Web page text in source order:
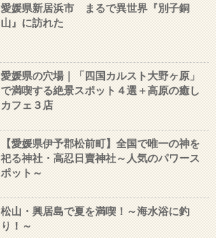
愛媛県新居浜市 まるで異世界『別子銅
山』に訪れた
愛媛県の穴場｜「四国カルスト大野ヶ原」
で満喫する絶景スポット４選＋高原の癒し
カフェ３店
【愛媛県伊予郡松前町】全国で唯一の神を
祀る神社・高忍日賣神社～人気のパワース
ポット～
松山・興居島で夏を満喫！～海水浴に釣
り！～